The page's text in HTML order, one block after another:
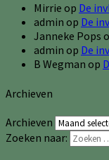
Mirrie op De
admin op De
Janneke Pops
admin op De
B Wegman op
Archieven
Archieven
Zoeken naar: